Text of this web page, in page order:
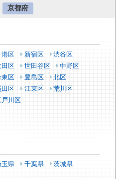
京都府
港区 新宿区
渋谷区
田区 世田谷区
中野区
東区 豊島区
北区
田区 江東区
荒川区
戸川区
玉県 千葉県
茨城県